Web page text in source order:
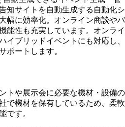
知サイトを自動生成する自動化シ
幅に効率化。オンライン商談やバ
能性も充実しています。オンライ
イブリッドイベントにも対応し、
ポートします。
トや展示会に必要な機材・設備の
で機材を保有しているため、柔軟
です。